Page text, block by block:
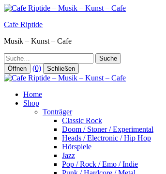
Zum
springen
Cafe Riptide
Musik – Kunst – Cafe
Suche
Öffnen (0) Schließen
Home
Shop
Tonträger
Classic Rock
Doom / Stoner / Experimental
Heads / Electronic / Hip Hop
Hörspiele
Jazz
Pop / Rock / Emo / Indie